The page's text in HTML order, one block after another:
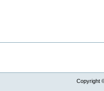
Copyright